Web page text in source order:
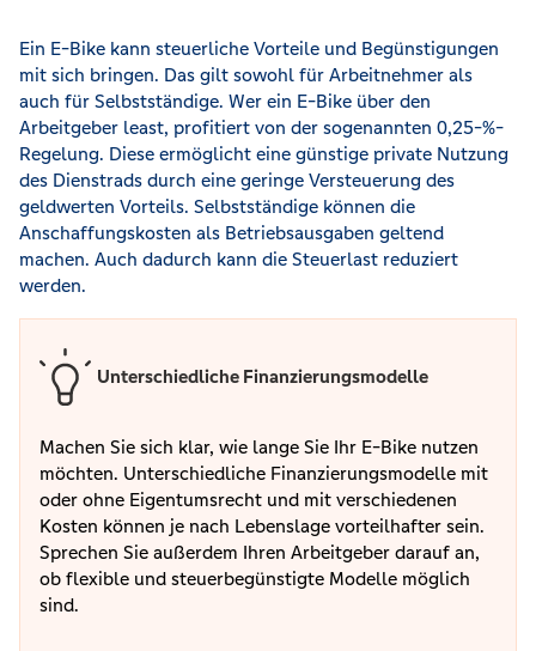
Ein E-Bike kann steuerliche Vorteile und Begünstigungen
mit sich bringen. Das gilt sowohl für Arbeitnehmer als
auch für Selbstständige. Wer ein E-Bike über den
Arbeitgeber least, profitiert von der sogenannten 0,25-%-
Regelung. Diese ermöglicht eine günstige private Nutzung
des Dienstrads durch eine geringe Versteuerung des
geldwerten Vorteils. Selbstständige können die
Anschaffungskosten als Betriebsausgaben geltend
machen. Auch dadurch kann die Steuerlast reduziert
werden.
Unterschiedliche Finanzierungsmodelle
Machen Sie sich klar, wie lange Sie Ihr E-Bike nutzen
möchten. Unterschiedliche Finanzierungsmodelle mit
oder ohne Eigentumsrecht und mit verschiedenen
Kosten können je nach Lebenslage vorteilhafter sein.
Sprechen Sie außerdem Ihren Arbeitgeber darauf an,
ob flexible und steuerbegünstigte Modelle möglich
sind.